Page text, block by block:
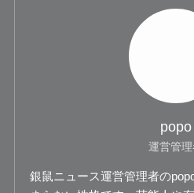
popo
運営管
銀鼠ニュース運営管理者の